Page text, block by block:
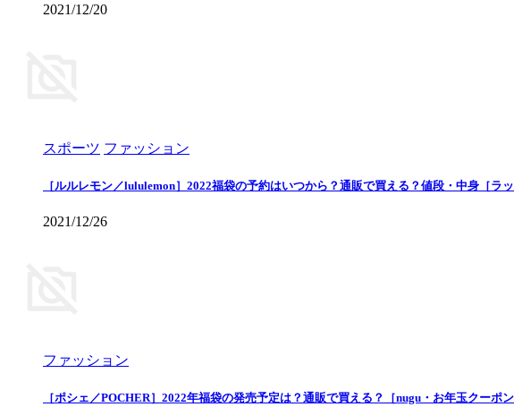
2021/12/20
スポーツ ファッション
［ルルレモン／lululemon］2022福袋の予約はいつから？通販で買える？値段・中身［ラッ
2021/12/26
ファッション
［ポシェ／POCHER］2022年福袋の発売予定は？通販で買える？［nugu・お年玉クーポン